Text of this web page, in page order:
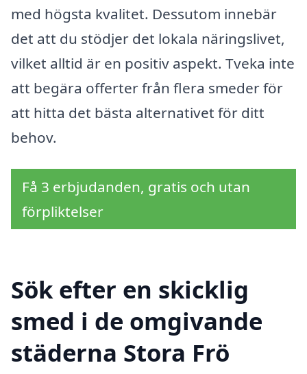
med högsta kvalitet. Dessutom innebär
det att du stödjer det lokala näringslivet,
vilket alltid är en positiv aspekt. Tveka inte
att begära offerter från flera smeder för
att hitta det bästa alternativet för ditt
behov.
Få 3 erbjudanden, gratis och utan
förpliktelser
Sök efter en skicklig
smed i de omgivande
städerna Stora Frö